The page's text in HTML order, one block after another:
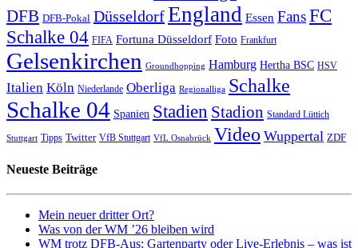
DFB DFB-Pokal DüsseldorfEngland Essen FansFC
Schalke 04 FIFA Fortuna Düsseldorf Foto Frankfurt
Gelsenkirchen Groundhopping Hamburg Hertha BSC HSV
Italien Köln Niederlande Oberliga Regionalliga Schalke
Schalke 04 Spanien Stadien Stadion Standard Lüttich
Stuttgart Tipps Twitter VfB Stuttgart VfL Osnabrück Video Wuppertal ZDF
Neueste Beiträge
Mein neuer dritter Ort?
Was von der WM ’26 bleiben wird
WM trotz DFB-Aus: Gartenparty oder Live-Erlebnis – was ist